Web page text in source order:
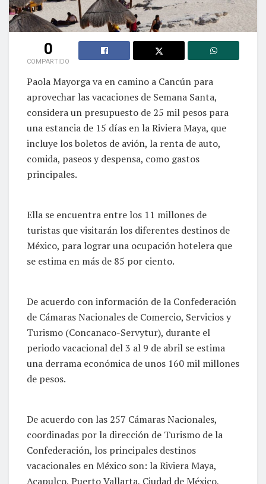
0
COMPARTIDO
Paola Mayorga va en camino a Cancún para
aprovechar las vacaciones de Semana Santa,
considera un presupuesto de 25 mil pesos para
una estancia de 15 días en la Riviera Maya, que
incluye los boletos de avión, la renta de auto,
comida, paseos y despensa, como gastos
principales.
Ella se encuentra entre los 11 millones de
turistas que visitarán los diferentes destinos de
México, para lograr una ocupación hotelera que
se estima en más de 85 por ciento.
De acuerdo con información de la Confederación
de Cámaras Nacionales de Comercio, Servicios y
Turismo (Concanaco-Servytur), durante el
periodo vacacional del 3 al 9 de abril se estima
una derrama económica de unos 160 mil millones
de pesos.
De acuerdo con las 257 Cámaras Nacionales,
coordinadas por la dirección de Turismo de la
Confederación, los principales destinos
vacacionales en México son: la Riviera Maya,
Acapulco, Puerto Vallarta, Ciudad de México,